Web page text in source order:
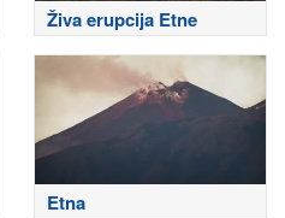
Živa erupcija Etne
Etna